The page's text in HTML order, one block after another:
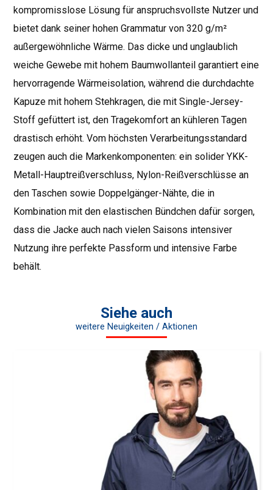
kompromisslose Lösung für anspruchsvollste Nutzer und
bietet dank seiner hohen Grammatur von 320 g/m²
außergewöhnliche Wärme. Das dicke und unglaublich
weiche Gewebe mit hohem Baumwollanteil garantiert eine
hervorragende Wärmeisolation, während die durchdachte
Kapuze mit hohem Stehkragen, die mit Single-Jersey-
Stoff gefüttert ist, den Tragekomfort an kühleren Tagen
drastisch erhöht. Vom höchsten Verarbeitungsstandard
zeugen auch die Markenkomponenten: ein solider YKK-
Metall-Hauptreißverschluss, Nylon-Reißverschlüsse an
den Taschen sowie Doppelgänger-Nähte, die in
Kombination mit den elastischen Bündchen dafür sorgen,
dass die Jacke auch nach vielen Saisons intensiver
Nutzung ihre perfekte Passform und intensive Farbe
behält.
Siehe auch
weitere Neuigkeiten / Aktionen